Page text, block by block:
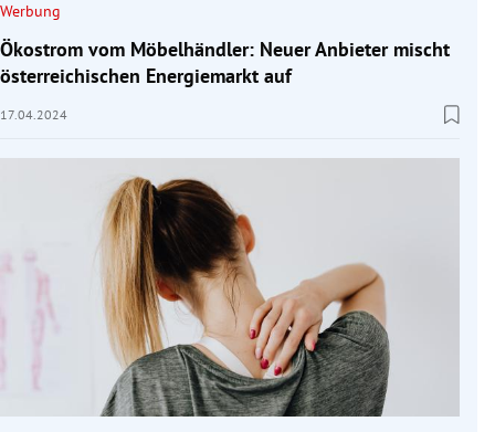
Werbung
Ökostrom vom Möbelhändler: Neuer Anbieter mischt
österreichischen Energiemarkt auf
17.04.2024